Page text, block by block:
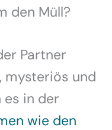
den Müll?
Partner
mysteriös und
es in der
wie den